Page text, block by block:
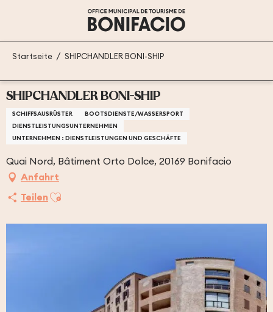
principal
Startseite SHIPCHANDLER BONI-SHIP
SHIPCHANDLER BONI-SHIP
SCHIFFSAUSRÜSTER
BOOTSDIENSTE/WASSERSPORT
DIENSTLEISTUNGSUNTERNEHMEN
UNTERNEHMEN : DIENSTLEISTUNGEN UND GESCHÄFTE
Quai Nord, Bâtiment Orto Dolce, 20169 Bonifacio
Anfahrt
TeilenAjouter aux favoris